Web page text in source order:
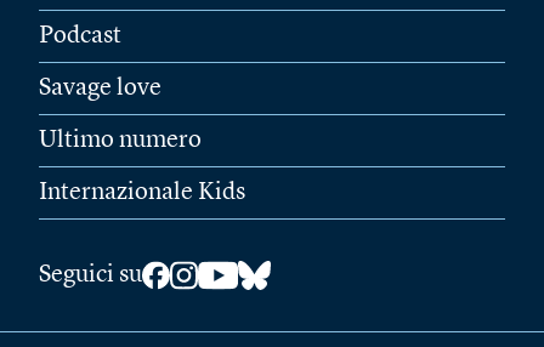
Podcast
Savage love
Ultimo numero
Internazionale Kids
Seguici su